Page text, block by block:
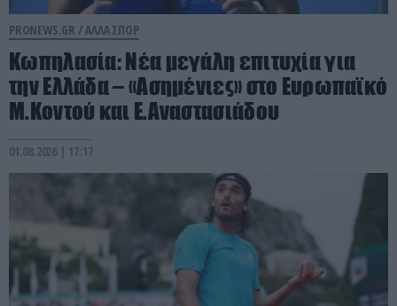
PRONEWS.GR /ΑΛΛΑ ΣΠΟΡ
Κωπηλασία: Νέα μεγάλη επιτυχία για
την Ελλάδα – «Ασημένιες» στο Ευρωπαϊκό
Μ.Κοντού και Ε.Αναστασιάδου
01.08.2026 | 17:17